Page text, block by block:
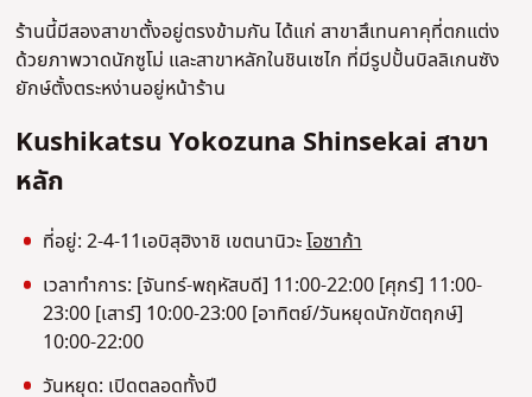
ร้านนี้มีสองสาขาตั้งอยู่ตรงข้ามกัน ได้แก่ สาขาสึเทนคาคุที่ตกแต่ง
ด้วยภาพวาดนักซูโม่ และสาขาหลักในชินเซไก ที่มีรูปปั้นบิลลิเกนซัง
ยักษ์ตั้งตระหง่านอยู่หน้าร้าน
Kushikatsu Yokozuna Shinsekai สาขา
หลัก
ที่อยู่: 2-4-11เอบิสุฮิงาชิ เขตนานิวะโอซาก้า
เวลาทําการ: [จันทร์-พฤหัสบดี] 11:00-22:00 [ศุกร์] 11:00-
23:00 [เสาร์] 10:00-23:00 [อาทิตย์/วันหยุดนักขัตฤกษ์]
10:00-22:00
วันหยุด: เปิดตลอดทั้งปี